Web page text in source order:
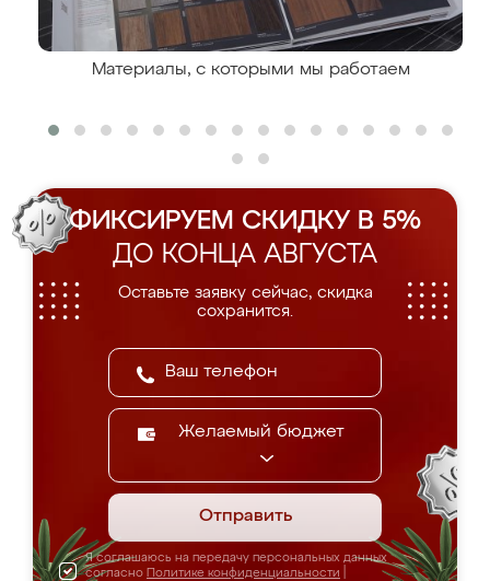
Материалы, с которыми мы работаем
ФИКСИРУЕМ СКИДКУ В 5%
ДО КОНЦА АВГУСТА
Оставьте заявку сейчас, скидка
сохранится.
Желаемый бюджет
Отправить
Я соглашаюсь на передачу персональных данных
согласно Политике конфиденциальности